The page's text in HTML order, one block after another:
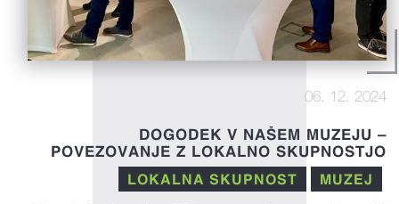
06. 12. 2024
DOGODEK V NAŠEM MUZEJU –
POVEZOVANJE Z LOKALNO SKUPNOSTJO
LOKALNA SKUPNOST MUZEJ